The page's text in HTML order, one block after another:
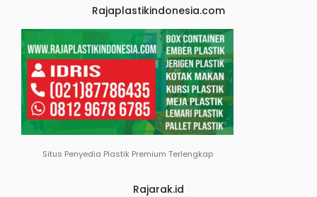
Rajaplastikindonesia.com
Situs Penyedia Plastik Premium Terlengkap
Rajarak.id